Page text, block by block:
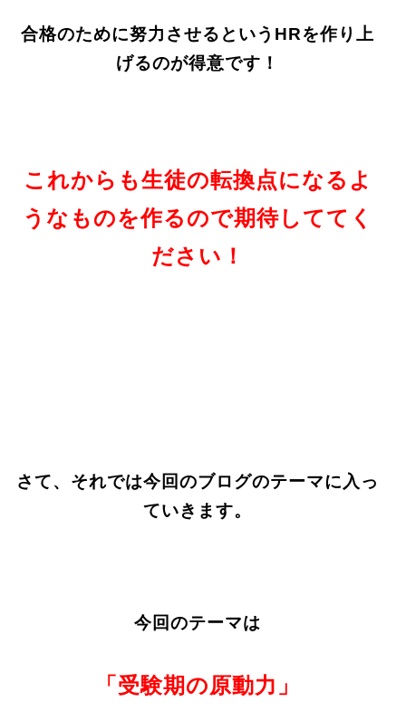
合格のために努力させるという HRを作り上
げるのが得意です！
これからも生徒の転換点になるよ
うなものを作るので期待しててく
ださい！
さて、それでは今回のブログのテーマに入っ
ていきます。
今回のテーマは
「受験期の原動力」